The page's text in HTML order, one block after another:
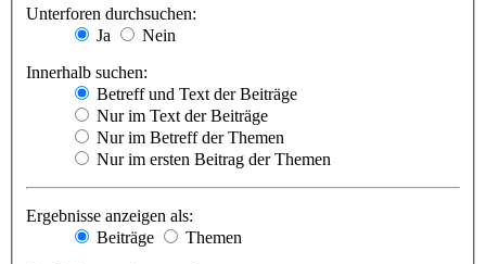
Unterforen durchsuchen:
Ja
Nein
Innerhalb suchen:
Betreff und Text der Beiträge
Nur im Text der Beiträge
Nur im Betreff der Themen
Nur im ersten Beitrag der Themen
Ergebnisse anzeigen als:
Beiträge
Themen